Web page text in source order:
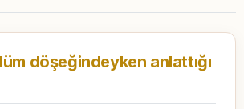
döşeğindeyken anlattığı